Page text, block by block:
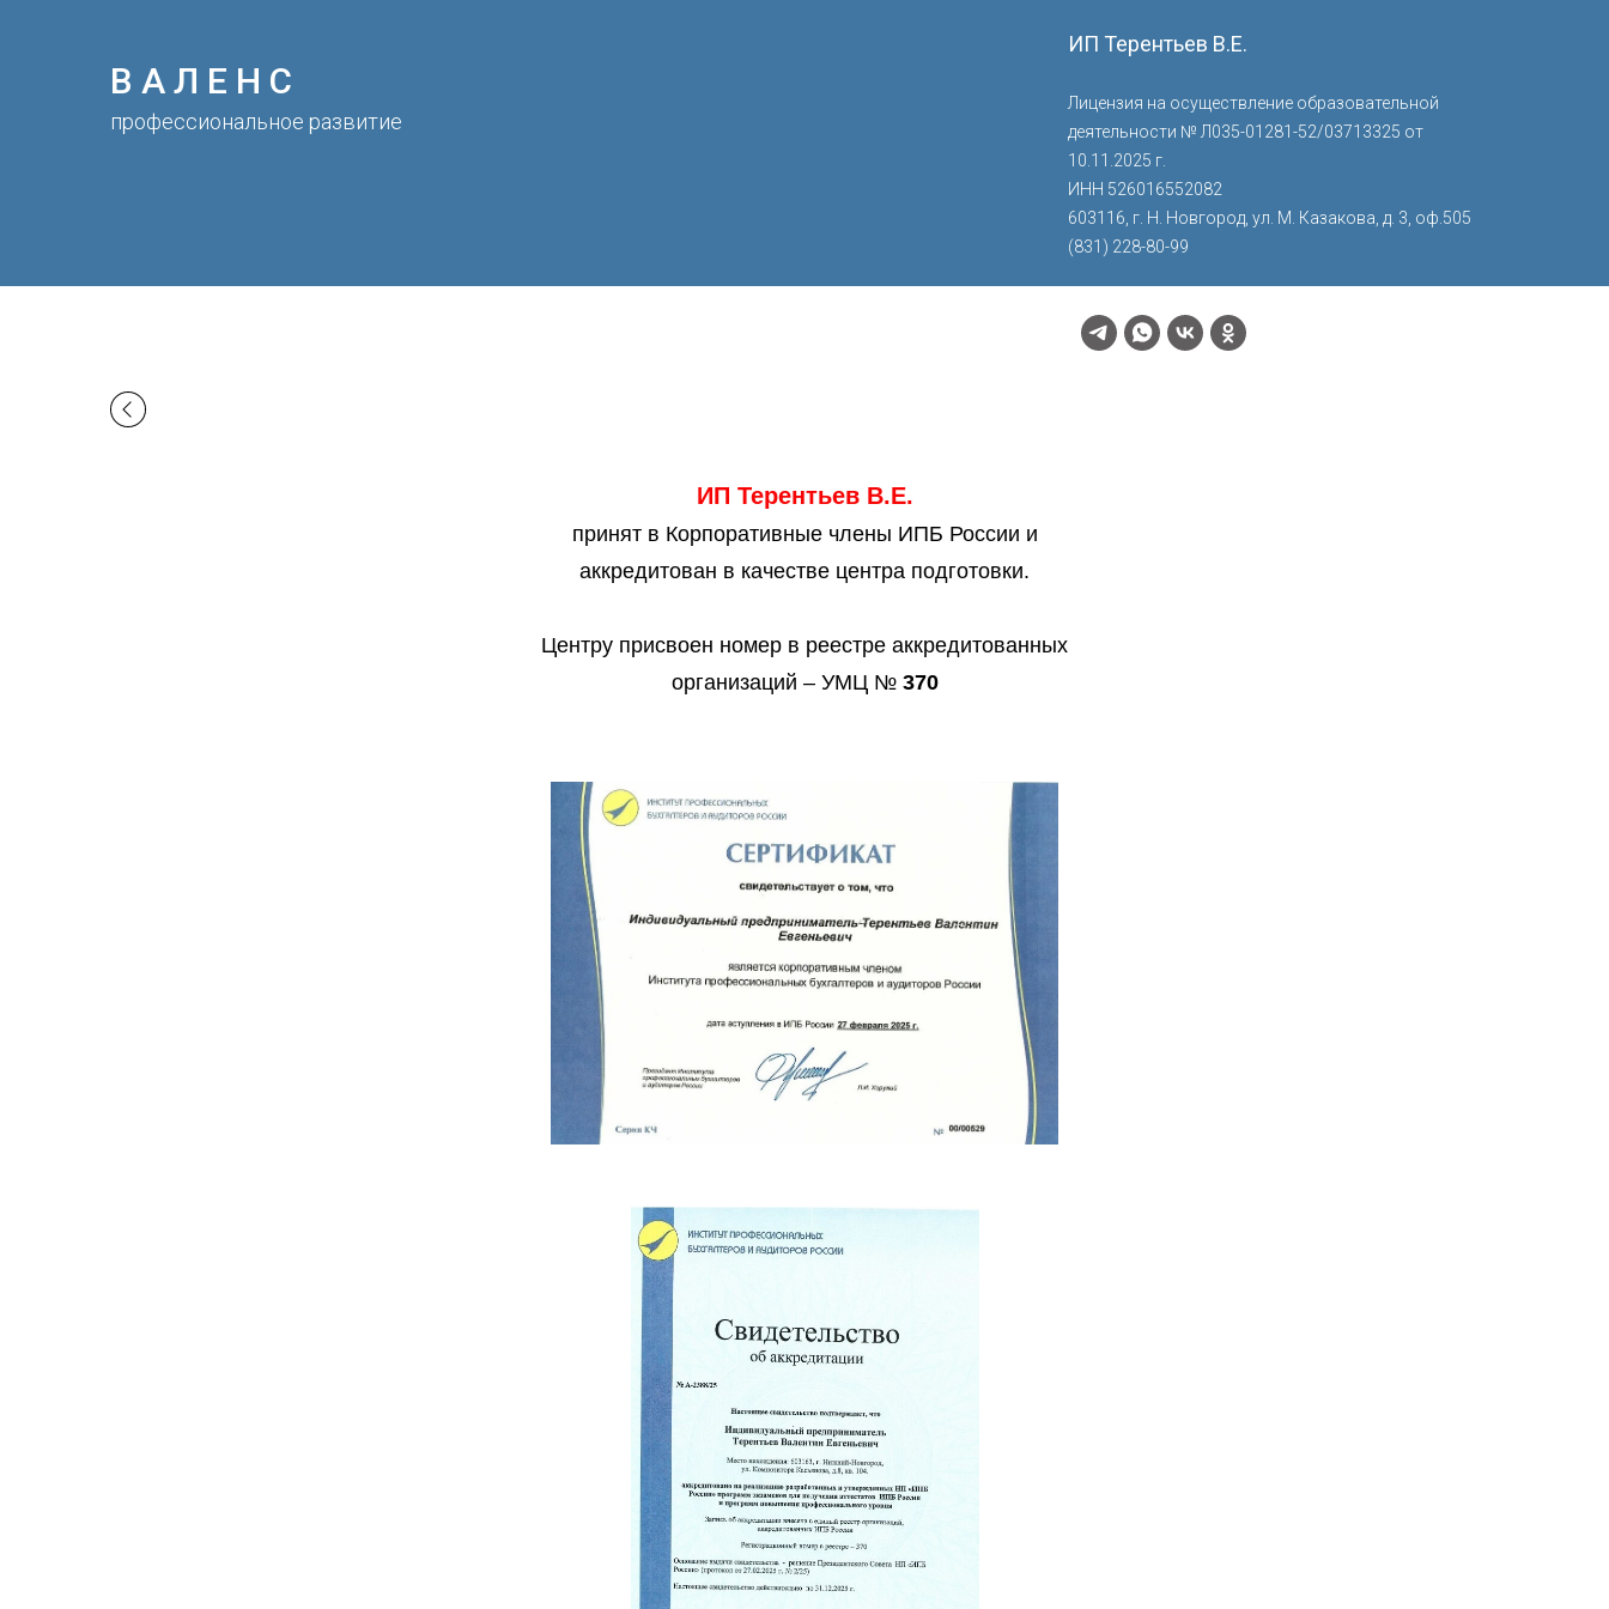
В А Л Е Н С
профессиональное развитие
ИП Терентьев В.Е.
Лицензия на осуществление образовательной
деятельности № Л035-01281-52/03713325 от
10.11.2025 г.
ИНН 526016552082
603116, г. Н. Новгород, ул. М. Казакова, д. 3, оф.505
(831) 228-80-99
ИП Терентьев В.Е.
принят в Корпоративные члены ИПБ России и
аккредитован в качестве центра подготовки.
Центру присвоен номер в реестре аккредитованных
организаций – УМЦ № 370